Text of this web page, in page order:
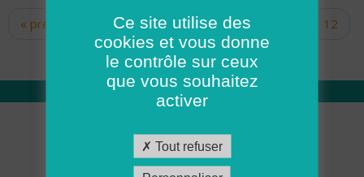
Pages
« premier ‹ précédent … 10
12
14 15 16 17
Qui sommes nous
Académie ADMR
Ce site utilise des
cookies et vous donne
le contrôle sur ceux
que vous souhaitez
activer
Tout refuser